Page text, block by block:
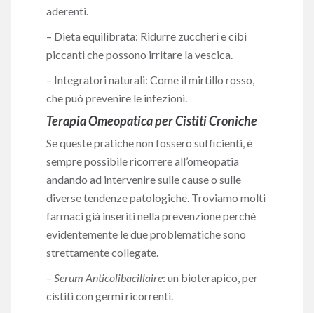
aderenti.
– Dieta equilibrata: Ridurre zuccheri e cibi
piccanti che possono irritare la vescica.
– Integratori naturali: Come il mirtillo rosso,
che può prevenire le infezioni.
Terapia Omeopatica per Cistiti Croniche
Se queste pratiche non fossero sufficienti, è
sempre possibile ricorrere all’omeopatia
andando ad intervenire sulle cause o sulle
diverse tendenze patologiche. Troviamo molti
farmaci già inseriti nella prevenzione perchè
evidentemente le due problematiche sono
strettamente collegate.
– Serum Anticolibacillaire: un bioterapico, per
cistiti con germi ricorrenti.